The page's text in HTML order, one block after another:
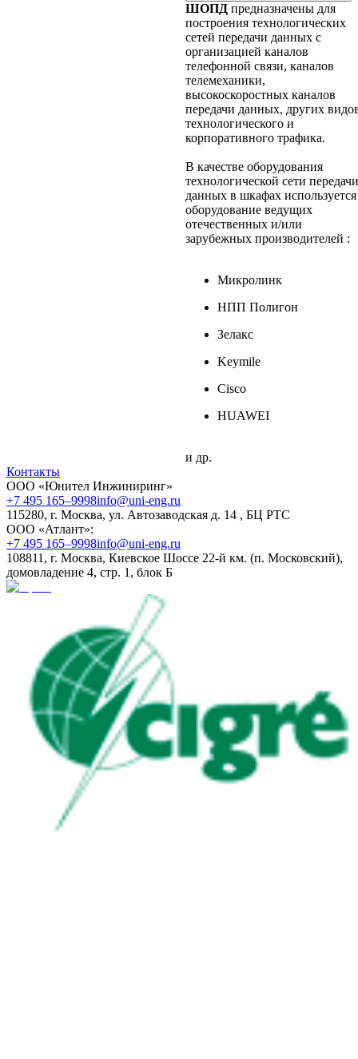
ШОПД предназначены для
построения технологических
сетей передачи данных с
организацией каналов
телефонной связи, каналов
телемеханики,
высокоскоростных каналов
передачи данных, других
технологического и
корпоративного трафика.
В качестве оборудования
технологической сети передачи
данных в шкафах используется
оборудование ведущих
отечественных и/или
зарубежных производителей :
Микролинк
НПП Полигон
Зелакс
Keymile
Cisco
HUAWEI
и др.
Контакты
ООО «Юнител Инжиниринг»
+7 495 165–9998info@uni-eng.ru
115280, г. Москва, ул. Автозаводская д. 14 , БЦ РТС
ООО «Атлант»:
+7 495 165–9998info@uni-eng.ru
108811, г. Москва, Киевское Шоссе 22-й км. (п. Московский),
домовладение 4, стр. 1, блок Б